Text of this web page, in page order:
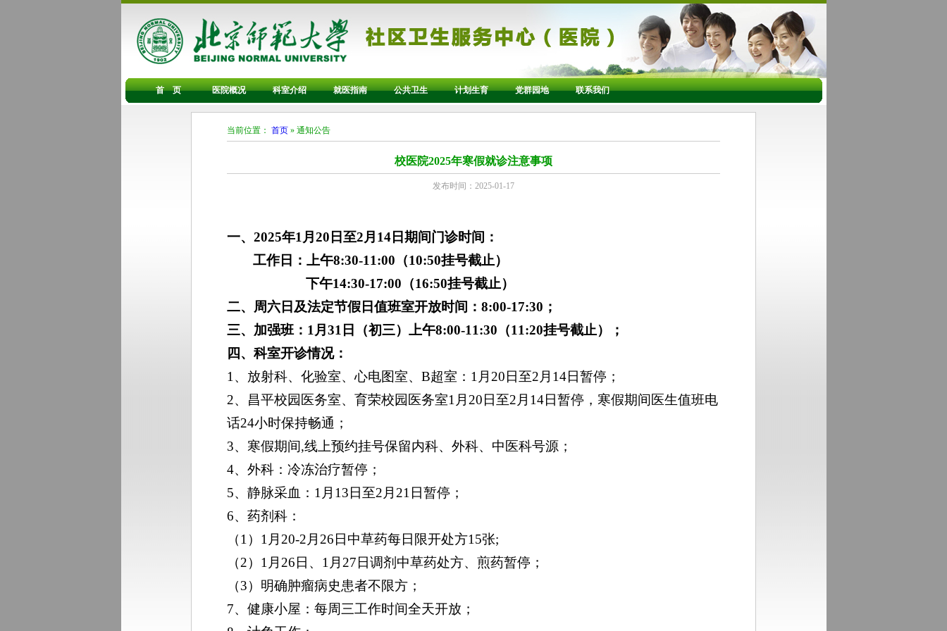
首 页 医院概况 科室介绍 就医指南 公共卫生 计划生育 党群园地 联系我们
当前位置： 首页 » 通知公告
校医院2025年寒假就诊注意事项
发布时间：2025-01-17
一、2025年1月20日至2月14日期间门诊时间 ：
工作日： 上午8:30-11:00（10:50挂号截止）
下午14:30-17:00（16:50挂号截止）
二、 周六日及法定节假日值班室开放时间： 8:00-17:30；
三、 加强班： 1月31日（初三）上午8:00-11:30（11:20挂号截止）；
四、科室开诊情况：
1、放射科、化验室、心电图室、B超室：1月20日至2月14日暂停；
2、昌平校园医务室、育荣校园医务室1月20日至2月14日暂停，寒假期间医生值班电
话24小时保持畅通；
3、寒假期间,线上预约挂号保留内科、外科、中医科号源；
4、外科：冷冻治疗暂停；
5、静脉采血：1月13日至2月21日暂停；
6、药剂科：
（1）1月20-2月26日中草药每日限开处方15张;
（2）1月26日、1月27日调剂中草药处方、煎药暂停；
（3）明确肿瘤病史患者不限方；
7、健康小屋：每周三工作时间全天开放；